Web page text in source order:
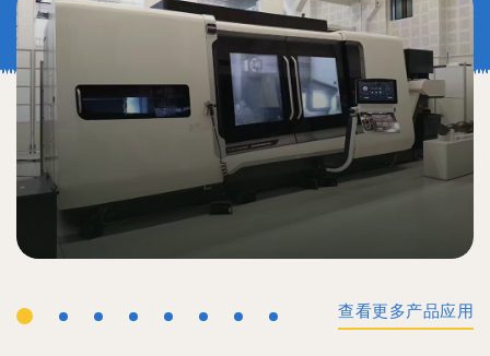
查看更多产品应用